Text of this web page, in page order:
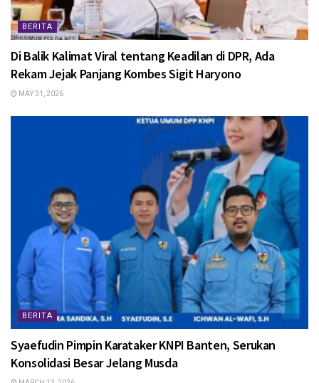
BERITA
Di Balik Kalimat Viral tentang Keadilan di DPR, Ada
Rekam Jejak Panjang Kombes Sigit Haryono
MAY 31, 2026
BERITA
Syaefudin Pimpin Karataker KNPI Banten, Serukan
Konsolidasi Besar Jelang Musda